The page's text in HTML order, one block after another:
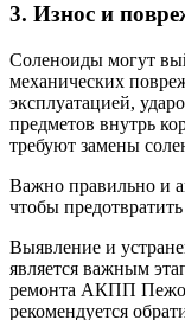
3. Износ и
Соленоиды могут
механических
эксплуатацией,
предметов внутрь
требуют замены
Важно правильно и
чтобы
Выявление и
является важным
ремонта АКПП Пежо
рекомендуется